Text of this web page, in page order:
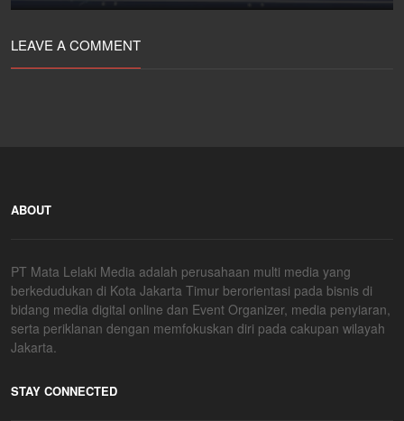
LEAVE A COMMENT
ABOUT
PT Mata Lelaki Media adalah perusahaan multi media yang
berkedudukan di Kota Jakarta Timur berorientasi pada bisnis di
bidang media digital online dan Event Organizer, media penyiaran,
serta periklanan dengan memfokuskan diri pada cakupan wilayah
Jakarta.
STAY CONNECTED